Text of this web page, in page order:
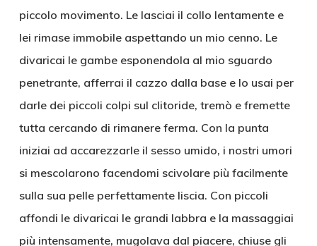
piccolo movimento. Le lasciai il collo lentamente e
lei rimase immobile aspettando un mio cenno. Le
divaricai le gambe esponendola al mio sguardo
penetrante, afferrai il cazzo dalla base e lo usai per
darle dei piccoli colpi sul clitoride, tremò e fremette
tutta cercando di rimanere ferma. Con la punta
iniziai ad accarezzarle il sesso umido, i nostri umori
si mescolarono facendomi scivolare più facilmente
sulla sua pelle perfettamente liscia. Con piccoli
affondi le divaricai le grandi labbra e la massaggiai
più intensamente, mugolava dal piacere, chiuse gli